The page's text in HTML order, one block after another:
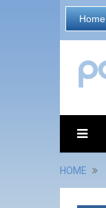
Home
HOME